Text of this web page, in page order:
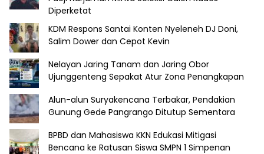
Diperketat
KDM Respons Santai Konten Nyeleneh DJ Doni,
Salim Dower dan Cepot Kevin
Nelayan Jaring Tanam dan Jaring Obor
Ujunggenteng Sepakat Atur Zona Penangkapan
Alun-alun Suryakencana Terbakar, Pendakian
Gunung Gede Pangrango Ditutup Sementara
BPBD dan Mahasiswa KKN Edukasi Mitigasi
Bencana ke Ratusan Siswa SMPN 1 Simpenan